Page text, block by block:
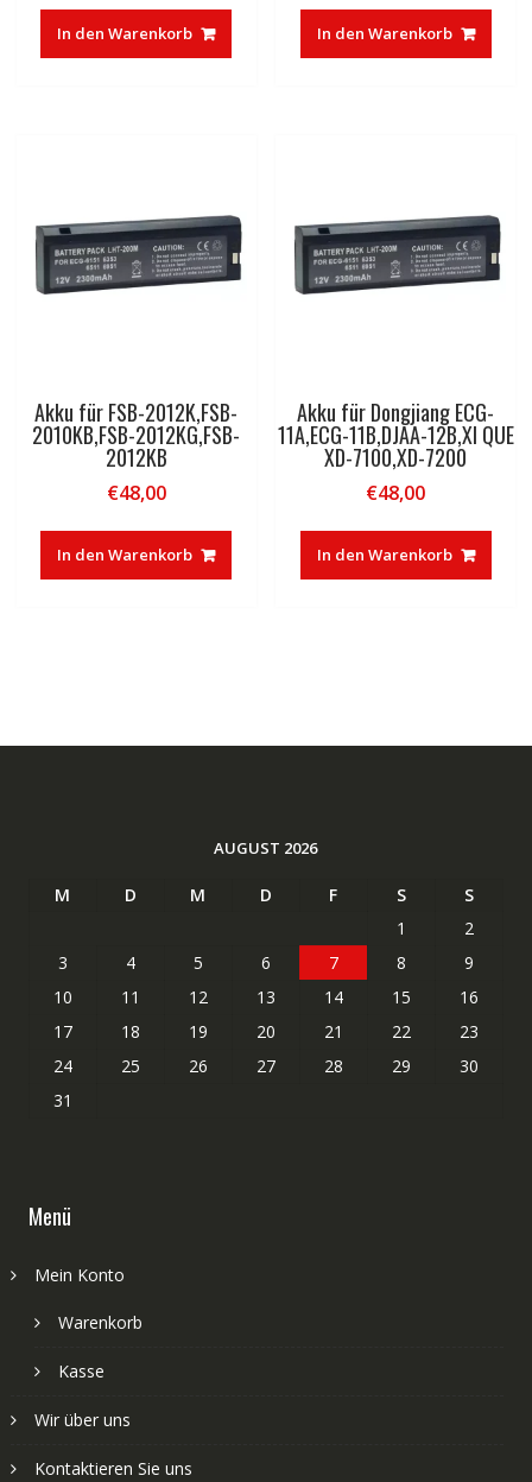
In den Warenkorb In den Warenkorb
Akku für FSB-2012K,FSB-
2010KB,FSB-2012KG,FSB-
2012KB
€48,00
In den Warenkorb
Akku für Dongjiang ECG-
11A,ECG-11B,DJAA-12B,XI QUE
XD-7100,XD-7200
€48,00
In den Warenkorb
AUGUST 2026
M D M D F S
S
1
2
3
4 5 6 7 8
9
10
11 12 13 14 15
16
17
18 19 20 21 22
23
24
25 26 27 28 29
30
31
Menü
Mein Konto
Warenkorb
Kasse
Wir über uns
Kontaktieren Sie uns